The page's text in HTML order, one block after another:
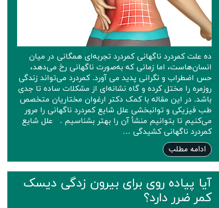
ده علت کمردرد ناگهانی کمردرد تجربه‌ای همگانی در میان
انسان‌هاست، اما زمانی که به‌صورت ناگهانی رخ می‌دهد،
حس اضطراب و نگرانی پدید می آورد. کمردرد می‌تواند زندگی
روزمره را مختل کرده و گاه نشانه‌ای از مشکلات ساده تا جدی
باشد. در این مقاله با کمک دکتر ارغوان مختاریان متخصص
طب فیزیکی و توانبخشی علل شایع کمردرد ناگهانی را مرور
می‌کنیم تا بتوانیم منشأ آن را بهتر بشناسیم . علل شایع
کمردرد ناگهانی کشیدگی …
ادامه مطلب
آیا پیاده روی برای بیرون زدگی‌ دیسک
کمر ضرر دارد؟